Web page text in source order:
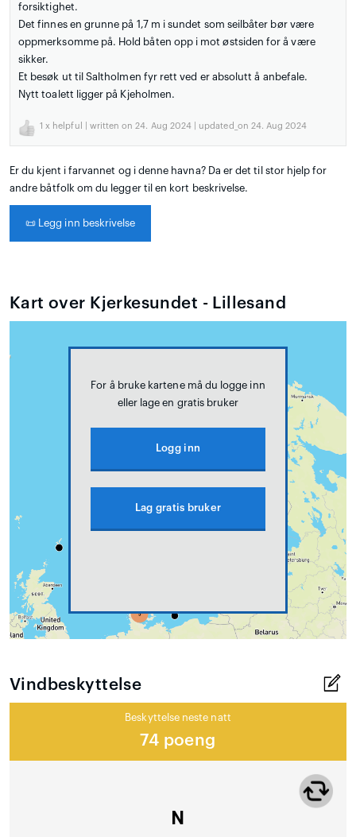
forsiktighet.
Det finnes en grunne på 1,7 m i sundet som seilbåter bør være
oppmerksomme på. Hold båten opp i mot østsiden for å være
sikker.
Et besøk ut til Saltholmen fyr rett ved er absolutt å anbefale.
Nytt toalett ligger på Kjeholmen.
1 x helpful | written on 24. Aug 2024 | updated_on 24. Aug 2024
Er du kjent i farvannet og i denne havna? Da er det til stor hjelp for
andre båtfolk om du legger til en kort beskrivelse.
📜 Legg inn beskrivelse
Kart over Kjerkesundet - Lillesand
For å bruke kartene må du logge inn
eller lage en gratis bruker
Logg inn
Lag gratis bruker
Vindbeskyttelse
Beskyttelse neste natt
74 poeng
N